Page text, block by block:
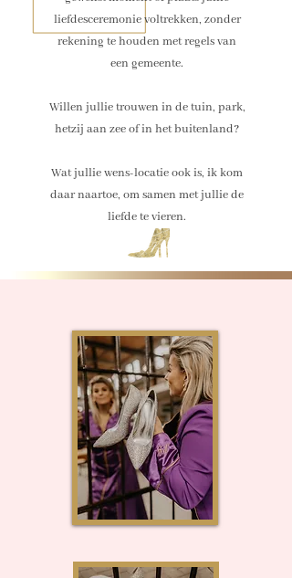
liefdesceremonie voltrekken, zonder
rekening te houden met regels van
een gemeente.
Willen jullie trouwen in de tuin, park,
hetzij aan zee of in het buitenland?
Wat jullie wens-locatie ook is, ik kom
daar naartoe, om samen met jullie de
liefde te vieren.